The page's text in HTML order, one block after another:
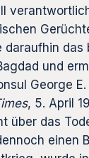
daraufhin das
und
George
, 5. April
über das
einen